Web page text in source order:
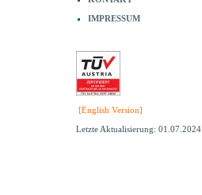
IMPRESSUM
[English Version]
Letzte Aktualisierung: 01.07.2024